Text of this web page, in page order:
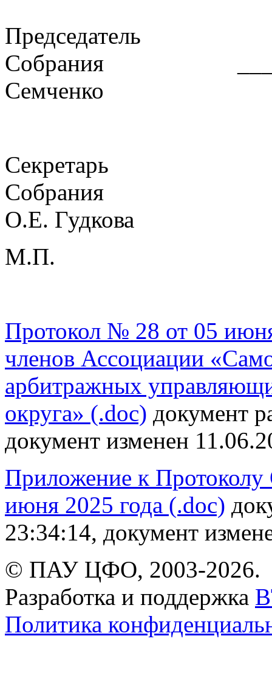
Председатель
Собрания
Семченко
Секретарь
Собрания
О.Е. Гудкова
М.П.
Протокол № 28 от 05
членов Ассоциации
арбитражных
округа» (.doc) документ
документ изменен
Приложение к
июня 2025 года (.doc)
23:34:14, документ
© ПАУ ЦФО, 2003-2026.
Разработка и поддержка
Политика